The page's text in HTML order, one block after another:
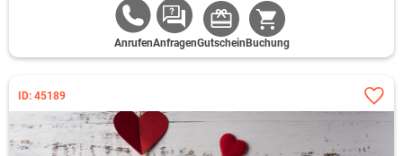
AnrufenAnfragenGutschein Buchung
ID: 45189